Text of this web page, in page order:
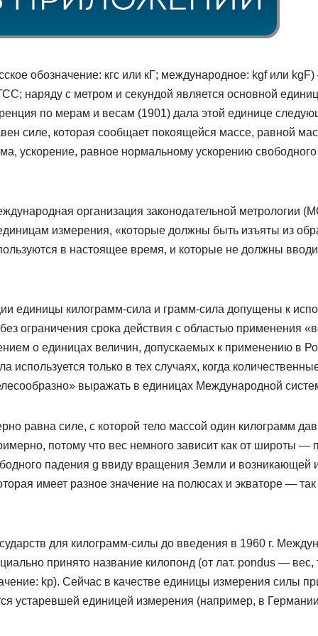
обозначение: кгс или кГ; международное: kgf или
наряду с метром и секундой является основной
по мерам и весам (1901) дала этой единице
силе, которая сообщает покоящейся массе, равной
ускорение, равное нормальному ускорению
организация законодательной метрологии
измерения, «которые должны быть изъяты из
в настоящее время, и которые не должны
единицы килограмм-сила и грамм-сила допущены к
ограничения срока действия с областью применения
о единицах величин, допускаемых к применению в
используется только в тех случаях, когда
выражать в единицах Международной
равна силе, с которой тело массой один килограмм
потому что вес немного зависит как от широты —
падения g ввиду вращения Земли и возникающей
имеет разное значение на полюсах и экваторе —
для килограмм-силы до введения в 1960 г.
принято название килопонд (от лат. pondus — вес,
kp). Сейчас в качестве единицы измерения силы
устаревшей единицей измерения (например, в